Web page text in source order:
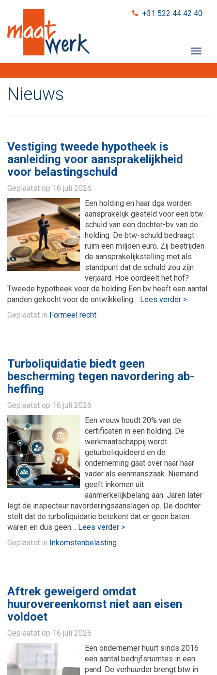
Maatwerk
+31 522 44 42 40
T
o
n
Nieuws
Vestiging tweede hypotheek is
aanleiding voor aansprakelijkheid
voor belastingschuld
Geplaatst op 16 juli 2026
Een holding en haar dga worden
aansprakelijk gesteld voor een btw-
schuld van een dochter-bv van de
holding. De btw-schuld bedraagt
ruim een miljoen euro. Zij bestrijden
de aansprakelijkstelling met als
standpunt dat de schuld zou zijn
verjaard. Hoe oordeelt het hof?
Tweede hypotheek voor de holding Een bv heeft een aantal
panden gekocht voor de ontwikkeling… Lees verder >
Geplaatst in Formeel recht
Turboliquidatie biedt geen
bescherming tegen navordering ab-
heffing
Geplaatst op 16 juli 2026
Een vrouw houdt 20% van de
certificaten in een holding. De
werkmaatschappij wordt
geturboliquideerd en de
onderneming gaat over naar haar
vader als eenmanszaak. Niemand
geeft inkomen uit
aanmerkelijkbelang aan. Jaren later
legt de inspecteur navorderingsaanslagen op. De dochter
stelt dat de turboliquidatie betekent dat er geen baten
waren en dus geen… Lees verder >
Geplaatst in Inkomstenbelasting
Aftrek geweigerd omdat
huurovereenkomst niet aan eisen
voldoet
Geplaatst op 16 juli 2026
Een ondernemer huurt sinds 2016
een aantal bedrijfsruimtes in een
pand. De verhuurder brengt btw in